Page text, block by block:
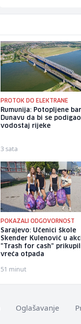
PROTOK DO ELEKTRANE
Rumunija: Potopljene
Dunavu da bi se podigao
vodostaj rijeke
3 sata
POKAZALI ODGOVORNOST
Sarajevo: Učenici škole
Skender Kulenović u
"Trash for cash"
vreća otpada
51 minut
Oglašavanje